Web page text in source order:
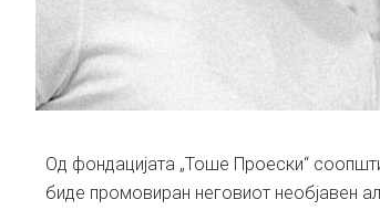
Од фондацијата „Тоше Проески“
биде промовиран неговиот необјавен